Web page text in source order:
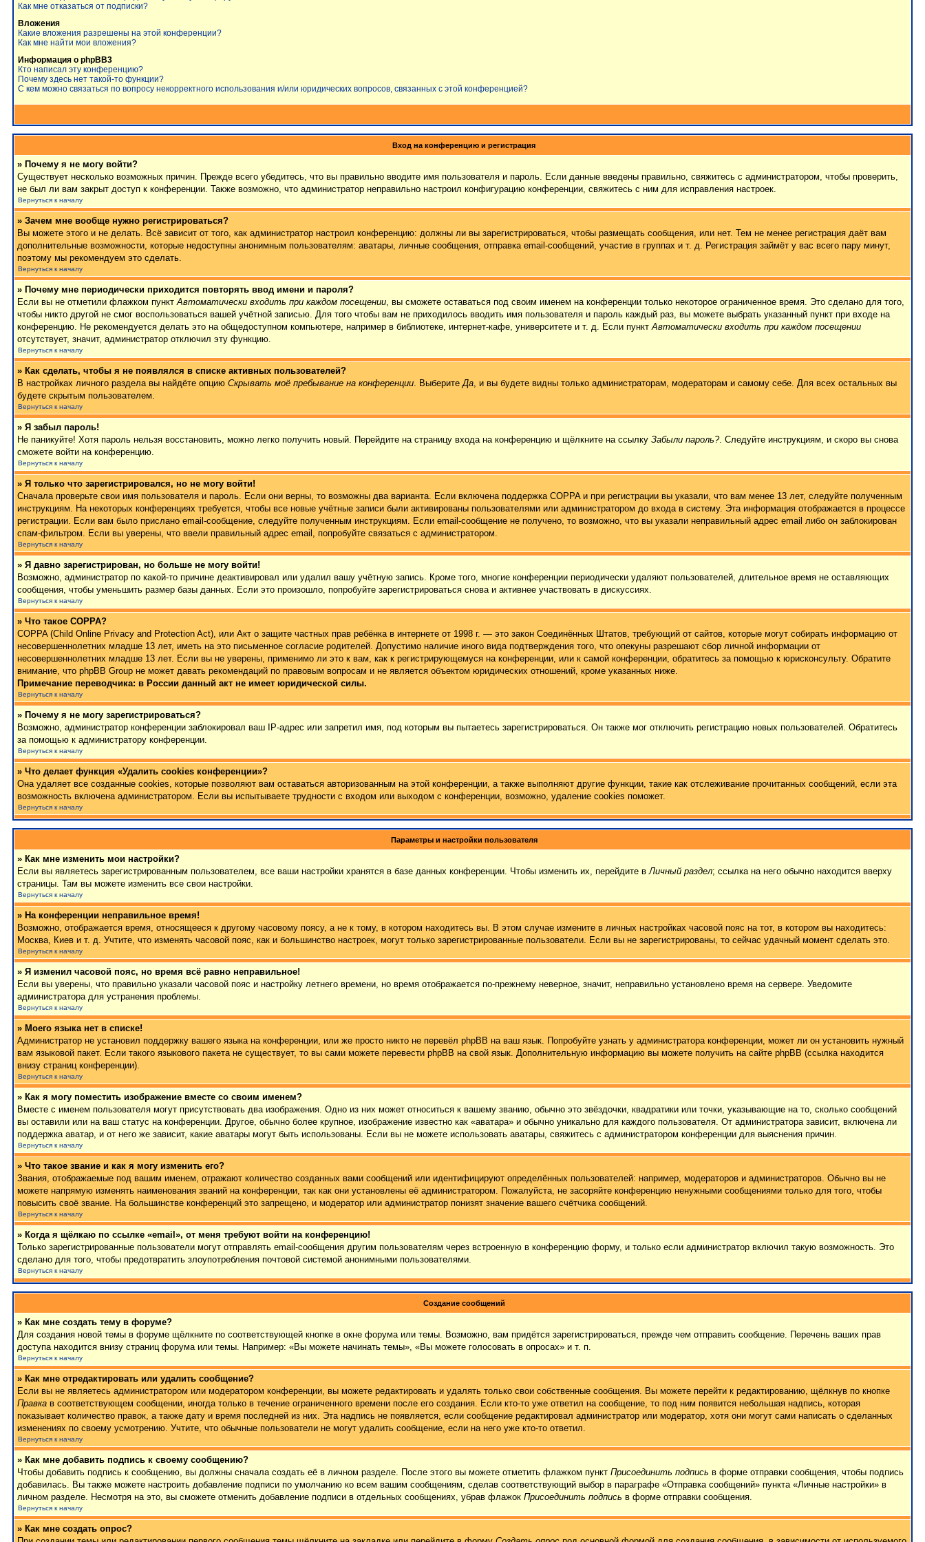
Как мне отказаться от подписки?
Вложения
Какие вложения разрешены на этой конференции?
Как мне найти мои вложения?
Информация о phpBB3
Кто написал эту конференцию?
Почему здесь нет такой-то функции?
С кем можно связаться по вопросу некорректного использования и/или юридических вопросов, связанных с этой конференцией?
Вход на конференцию и регистрация
» Почему я не могу войти?
Существует несколько возможных причин. Прежде всего убедитесь, что вы правильно вводите имя пользователя и пароль. Если данные введены правильно, свяжитесь с администратором, чтобы проверить,
не был ли вам закрыт доступ к конференции. Также возможно, что администратор неправильно настроил конфигурацию конференции, свяжитесь с ним для исправления настроек.
Вернуться к началу
» Зачем мне вообще нужно регистрироваться?
Вы можете этого и не делать. Всё зависит от того, как администратор настроил конференцию: должны ли вы зарегистрироваться, чтобы размещать сообщения, или нет. Тем не менее регистрация даёт вам
дополнительные возможности, которые недоступны анонимным пользователям: аватары, личные сообщения, отправка email-сообщений, участие в группах и т. д. Регистрация займёт у вас всего пару минут,
поэтому мы рекомендуем это сделать.
Вернуться к началу
» Почему мне периодически приходится повторять ввод имени и пароля?
Если вы не отметили флажком пунктАвтоматически входить при каждом посещении, вы сможете оставаться под своим именем на конференции только некоторое ограниченное время. Это сделано для того,
чтобы никто другой не смог воспользоваться вашей учётной записью. Для того чтобы вам не приходилось вводить имя пользователя и пароль каждый раз, вы можете выбрать указанный пункт при входе на
конференцию. Не рекомендуется делать это на общедоступном компьютере, например в библиотеке, интернет-кафе, университете и т. д. Если пунктАвтоматически входить при каждом посещении
отсутствует, значит, администратор отключил эту функцию.
Вернуться к началу
» Как сделать, чтобы я не появлялся в списке активных пользователей?
В настройках личного раздела вы найдёте опцию Скрывать моё пребывание на конференции. ВыберитеДа, и вы будете видны только администраторам, модераторам и самому себе. Для всех остальных вы
будете скрытым пользователем.
Вернуться к началу
» Я забыл пароль!
Не паникуйте! Хотя пароль нельзя восстановить, можно легко получить новый. Перейдите на страницу входа на конференцию и щёлкните на ссылку Забыли пароль?. Следуйте инструкциям, и скоро вы снова
сможете войти на конференцию.
Вернуться к началу
» Я только что зарегистрировался, но не могу войти!
Сначала проверьте свои имя пользователя и пароль. Если они верны, то возможны два варианта. Если включена поддержка COPPA и при регистрации вы указали, что вам менее 13 лет, следуйте полученным
инструкциям. На некоторых конференциях требуется, чтобы все новые учётные записи были активированы пользователями или администратором до входа в систему. Эта информация отображается в процессе
регистрации. Если вам было прислано email-сообщение, следуйте полученным инструкциям. Если email-сообщение не получено, то возможно, что вы указали неправильный адрес email либо он заблокирован
спам-фильтром. Если вы уверены, что ввели правильный адрес email, попробуйте связаться с администратором.
Вернуться к началу
» Я давно зарегистрирован, но больше не могу войти!
Возможно, администратор по какой-то причине деактивировал или удалил вашу учётную запись. Кроме того, многие конференции периодически удаляют пользователей, длительное время не оставляющих
сообщения, чтобы уменьшить размер базы данных. Если это произошло, попробуйте зарегистрироваться снова и активнее участвовать в дискуссиях.
Вернуться к началу
» Что такое COPPA?
COPPA (Child Online Privacy and Protection Act), или Акт о защите частных прав ребёнка в интернете от 1998 г. — это закон Соединённых Штатов, требующий от сайтов, которые могут собирать информацию от
несовершеннолетних младше 13 лет, иметь на это письменное согласие родителей. Допустимо наличие иного вида подтверждения того, что опекуны разрешают сбор личной информации от
несовершеннолетних младше 13 лет. Если вы не уверены, применимо ли это к вам, как к регистрирующемуся на конференции, или к самой конференции, обратитесь за помощью к юрисконсульту. Обратите
внимание, что phpBB Group не может давать рекомендаций по правовым вопросам и не является объектом юридических отношений, кроме указанных ниже.
Примечание переводчика: в России данный акт не имеет юридической силы.
Вернуться к началу
» Почему я не могу зарегистрироваться?
Возможно, администратор конференции заблокировал ваш IP-адрес или запретил имя, под которым вы пытаетесь зарегистрироваться. Он также мог отключить регистрацию новых пользователей. Обратитесь
за помощью к администратору конференции.
Вернуться к началу
» Что делает функция «Удалить cookies конференции»?
Она удаляет все созданные cookies, которые позволяют вам оставаться авторизованным на этой конференции, а также выполняют другие функции, такие как отслеживание прочитанных сообщений, если эта
возможность включена администратором. Если вы испытываете трудности с входом или выходом с конференции, возможно, удаление cookies поможет.
Вернуться к началу
Параметры и настройки пользователя
» Как мне изменить мои настройки?
Если вы являетесь зарегистрированным пользователем, все ваши настройки хранятся в базе данных конференции. Чтобы изменить их, перейдите вЛичный раздел; ссылка на него обычно находится вверху
страницы. Там вы можете изменить все свои настройки.
Вернуться к началу
» На конференции неправильное время!
Возможно, отображается время, относящееся к другому часовому поясу, а не к тому, в котором находитесь вы. В этом случае измените в личных настройках часовой пояс на тот, в котором вы находитесь:
Москва, Киев и т. д. Учтите, что изменять часовой пояс, как и большинство настроек, могут только зарегистрированные пользователи. Если вы не зарегистрированы, то сейчас удачный момент сделать это.
Вернуться к началу
» Я изменил часовой пояс, но время всё равно неправильное!
Если вы уверены, что правильно указали часовой пояс и настройку летнего времени, но время отображается по-прежнему неверное, значит, неправильно установлено время на сервере. Уведомите
администратора для устранения проблемы.
Вернуться к началу
» Моего языка нет в списке!
Администратор не установил поддержку вашего языка на конференции, или же просто никто не перевёл phpBB на ваш язык. Попробуйте узнать у администратора конференции, может ли он установить нужный
вам языковой пакет. Если такого языкового пакета не существует, то вы сами можете перевести phpBB на свой язык. Дополнительную информацию вы можете получить на сайте phpBB (ссылка находится
внизу страниц конференции).
Вернуться к началу
» Как я могу поместить изображение вместе со своим именем?
Вместе с именем пользователя могут присутствовать два изображения. Одно из них может относиться к вашему званию, обычно это звёздочки, квадратики или точки, указывающие на то, сколько сообщений
вы оставили или на ваш статус на конференции. Другое, обычно более крупное, изображение известно как «аватара» и обычно уникально для каждого пользователя. От администратора зависит, включена ли
поддержка аватар, и от него же зависит, какие аватары могут быть использованы. Если вы не можете использовать аватары, свяжитесь с администратором конференции для выяснения причин.
Вернуться к началу
» Что такое звание и как я могу изменить его?
Звания, отображаемые под вашим именем, отражают количество созданных вами сообщений или идентифицируют определённых пользователей: например, модераторов и администраторов. Обычно вы не
можете напрямую изменять наименования званий на конференции, так как они установлены её администратором. Пожалуйста, не засоряйте конференцию ненужными сообщениями только для того, чтобы
повысить своё звание. На большинстве конференций это запрещено, и модератор или администратор понизят значение вашего счётчика сообщений.
Вернуться к началу
» Когда я щёлкаю по ссылке «email», от меня требуют войти на конференцию!
Только зарегистрированные пользователи могут отправлять email-сообщения другим пользователям через встроенную в конференцию форму, и только если администратор включил такую возможность. Это
сделано для того, чтобы предотвратить злоупотребления почтовой системой анонимными пользователями.
Вернуться к началу
Создание сообщений
» Как мне создать тему в форуме?
Для создания новой темы в форуме щёлкните по соответствующей кнопке в окне форума или темы. Возможно, вам придётся зарегистрироваться, прежде чем отправить сообщение. Перечень ваших прав
доступа находится внизу страниц форума или темы. Например: «Вы можете начинать темы», «Вы можете голосовать в опросах» и т. п.
Вернуться к началу
» Как мне отредактировать или удалить сообщение?
Если вы не являетесь администратором или модератором конференции, вы можете редактировать и удалять только свои собственные сообщения. Вы можете перейти к редактированию, щёлкнув по кнопке
Правка в соответствующем сообщении, иногда только в течение ограниченного времени после его создания. Если кто-то уже ответил на сообщение, то под ним появится небольшая надпись, которая
показывает количество правок, а также дату и время последней из них. Эта надпись не появляется, если сообщение редактировал администратор или модератор, хотя они могут сами написать о сделанных
изменениях по своему усмотрению. Учтите, что обычные пользователи не могут удалить сообщение, если на него уже кто-то ответил.
Вернуться к началу
» Как мне добавить подпись к своему сообщению?
Чтобы добавить подпись к сообщению, вы должны сначала создать её в личном разделе. После этого вы можете отметить флажком пункт Присоединить подпись в форме отправки сообщения, чтобы подпись
добавилась. Вы также можете настроить добавление подписи по умолчанию ко всем вашим сообщениям, сделав соответствующий выбор в параграфе «Отправка сообщений» пункта «Личные настройки» в
личном разделе. Несмотря на это, вы сможете отменить добавление подписи в отдельных сообщениях, убрав флажок Присоединить подпись в форме отправки сообщения.
Вернуться к началу
» Как мне создать опрос?